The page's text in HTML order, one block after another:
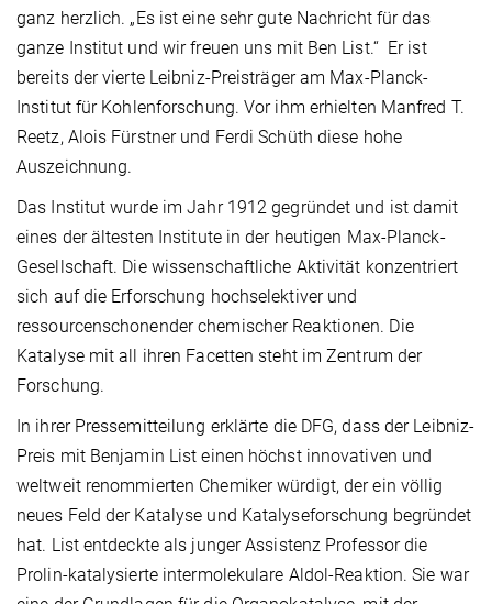
ganz herzlich. „Es ist eine sehr gute Nachricht für das
ganze Institut und wir freuen uns mit Ben List.“ Er ist
bereits der vierte Leibniz-Preisträger am Max-Planck-
Institut für Kohlenforschung. Vor ihm erhielten Manfred T.
Reetz, Alois Fürstner und Ferdi Schüth diese hohe
Auszeichnung.
Das Institut wurde im Jahr 1912 gegründet und ist damit
eines der ältesten Institute in der heutigen Max-Planck-
Gesellschaft. Die wissenschaftliche Aktivität konzentriert
sich auf die Erforschung hochselektiver und
ressourcenschonender chemischer Reaktionen. Die
Katalyse mit all ihren Facetten steht im Zentrum der
Forschung.
In ihrer Pressemitteilung erklärte die DFG, dass der Leibniz-
Preis mit Benjamin List einen höchst innovativen und
weltweit renommierten Chemiker würdigt, der ein völlig
neues Feld der Katalyse und Katalyseforschung begründet
hat. List entdeckte als junger Assistenz Professor die
Prolin-katalysierte intermolekulare Aldol-Reaktion. Sie war